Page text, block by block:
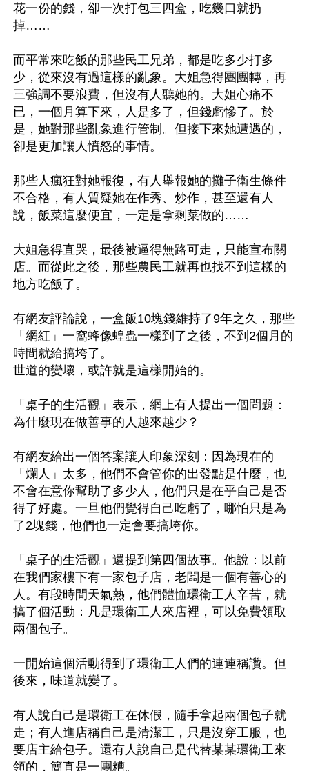
花一份的錢，卻一次打包三四盒，吃幾口就扔
掉……
而平常來吃飯的那些民工兄弟，都是吃多少打多
少，從來沒有過這樣的亂象。大姐急得團團轉，再
三強調不要浪費，但沒有人聽她的。大姐心痛不
已，一個月算下來，人是多了，但錢虧慘了。於
是，她對那些亂象進行管制。但接下來她遭遇的，
卻是更加讓人憤怒的事情。
那些人瘋狂對她報復，有人舉報她的攤子衛生條件
不合格，有人質疑她在作秀、炒作，甚至還有人
說，飯菜這麼便宜，一定是拿剩菜做的……
大姐急得直哭，最後被逼得無路可走，只能宣布關
店。而從此之後，那些農民工就再也找不到這樣的
地方吃飯了。
有網友評論說，一盒飯10塊錢維持了9年之久，那些
「網紅」一窩蜂像蝗蟲一樣到了之後，不到2個月的
時間就給搞垮了。
世道的變壞，或許就是這樣開始的。
「桌子的生活觀」表示，網上有人提出一個問題：
為什麼現在做善事的人越來越少？
有網友給出一個答案讓人印象深刻：因為現在的
「爛人」太多，他們不會管你的出發點是什麼，也
不會在意你幫助了多少人，他們只是在乎自己是否
得了好處。一旦他們覺得自己吃虧了，哪怕只是為
了2塊錢，他們也一定會要搞垮你。
「桌子的生活觀」還提到第四個故事。他說：以前
在我們家樓下有一家包子店，老闆是一個有善心的
人。有段時間天氣熱，他們體恤環衛工人辛苦，就
搞了個活動：凡是環衛工人來店裡，可以免費領取
兩個包子。
一開始這個活動得到了環衛工人們的連連稱讚。但
後來，味道就變了。
有人說自己是環衛工在休假，隨手拿起兩個包子就
走；有人進店稱自己是清潔工，只是沒穿工服，也
要店主給包子。還有人說自己是代替某某環衛工來
領的，簡直是一團糟。